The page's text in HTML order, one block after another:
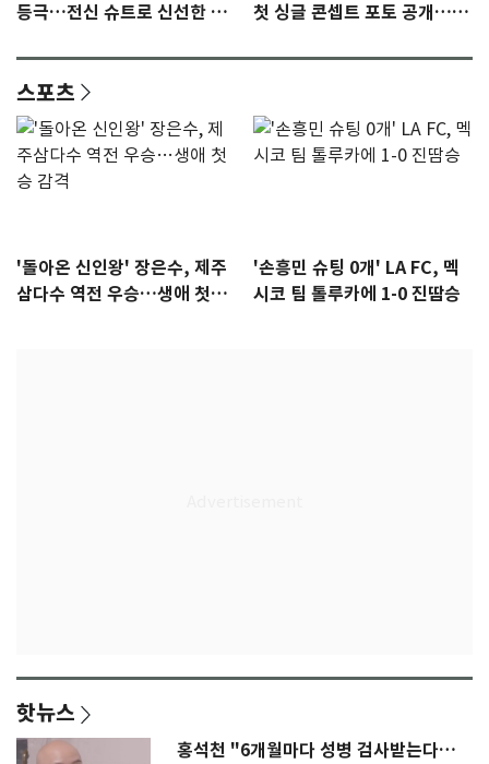
등극…전신 슈트로 신선한 충
첫 싱글 콘셉트 포토 공개…청
스포츠
'돌아온 신인왕' 장은수, 제주
삼다수 역전 우승…생애 첫승
'손흥민 슈팅 0개' LA FC, 멕
시코 팀 톨루카에 1-0 진땀승
핫뉴스
홍석천 "6개월마다 성병 검사받는다…